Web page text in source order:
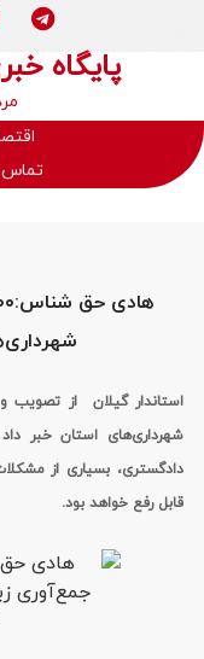
پایگاه
تماس
شهرداری‌های استان خبر
دادگستری، بسیاری از
قابل رفع خواهد بود.